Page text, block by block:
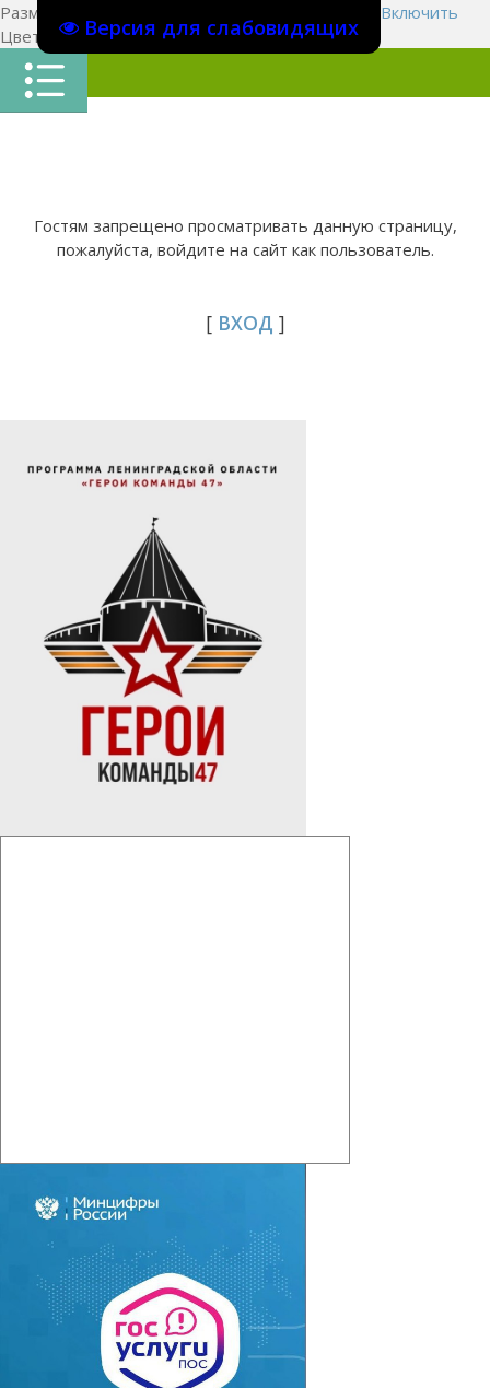
Версия для слабовидящих
Размер шрифта:
Включить
Цвет сайтаЦ Ц Ц Х
Гостям запрещено просматривать данную страницу,
пожалуйста, войдите на сайт как пользователь.
[ ВХОД ]